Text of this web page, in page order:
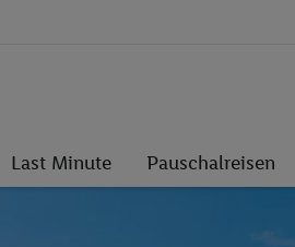
Last Minute Pauschalreisen